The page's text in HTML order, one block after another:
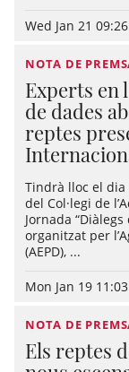
Wed Jan 21
NOTA DE
Experts en
de dades
reptes
Tindrà lloc el dia
del Col·legi de
Jornada
organitzat per
(AEPD), ...
Mon Jan 19
NOTA DE
Els reptes